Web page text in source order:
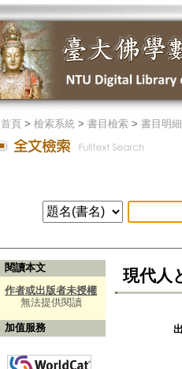
首頁> 檢索系統> 書目檢索> 書目明細
閱讀本文
作者或出版者未授權
無法提供閱讀
加值服務
現代人